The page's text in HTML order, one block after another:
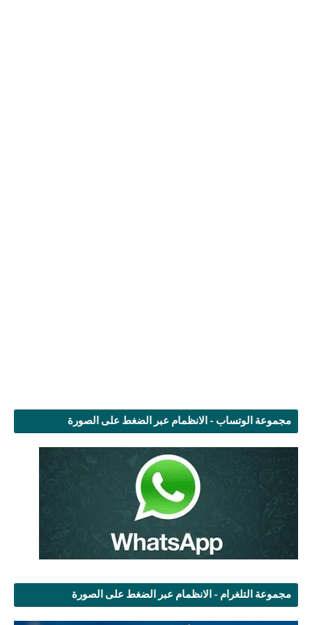
مجموعة الوتساب - الانظمام عبر الضغط على الصورة
مجموعة التلغرام - الانظمام عبر الضغط على الصورة